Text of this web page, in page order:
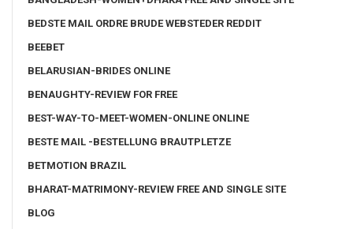
BEDSTE MAIL ORDRE BRUDE WEBSTEDER REDDIT
BEEBET
BELARUSIAN-BRIDES ONLINE
BENAUGHTY-REVIEW FOR FREE
BEST-WAY-TO-MEET-WOMEN-ONLINE ONLINE
BESTE MAIL -BESTELLUNG BRAUTPLETZE
BETMOTION BRAZIL
BHARAT-MATRIMONY-REVIEW FREE AND SINGLE SITE
BLOG